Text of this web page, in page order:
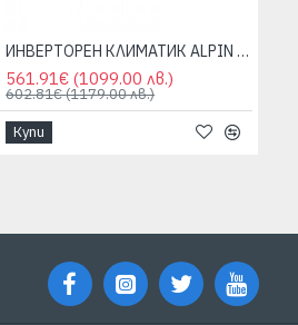
ИНВЕРТОРЕН КЛИМАТИК ALPIN ASW-35ETE, ELITE, 12000 BTU, WIFI
561.91€(1099.00 лв.)
602.81€(1179.00 лв.)
Купи